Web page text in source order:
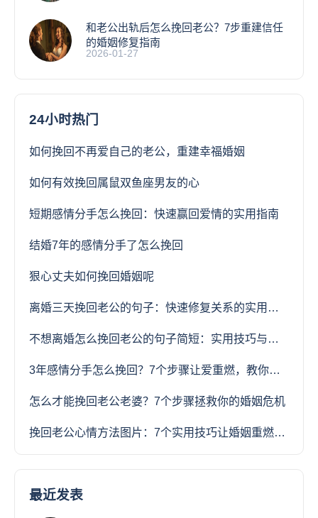
和老公出轨后怎么挽回老公？7步重建信任
的婚姻修复指南
2026-01-27
24小时热门
如何挽回不再爱自己的老公，重建幸福婚姻
如何有效挽回属鼠双鱼座男友的心
短期感情分手怎么挽回：快速赢回爱情的实用指南
结婚7年的感情分手了怎么挽回
狠心丈夫如何挽回婚姻呢
离婚三天挽回老公的句子：快速修复关系的实用技巧
不想离婚怎么挽回老公的句子简短：实用技巧与情感修复指南
3年感情分手怎么挽回？7个步骤让爱重燃，教你科学修复破裂关系
怎么才能挽回老公老婆？7个步骤拯救你的婚姻危机
挽回老公心情方法图片：7个实用技巧让婚姻重燃爱火
最近发表